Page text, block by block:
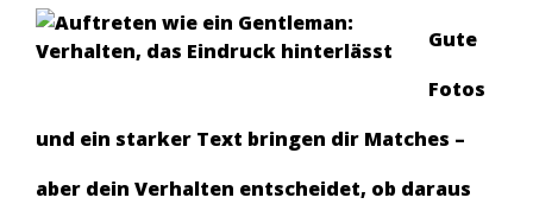
Gute
Fotos
und ein starker Text bringen dir Matches –
aber dein Verhalten entscheidet, ob daraus